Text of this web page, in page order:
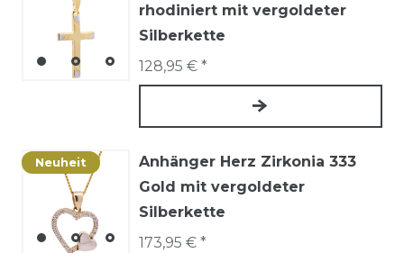
rhodiniert mit vergoldeter
Silberkette
128,95 € *
Neuheit
Anhänger Herz Zirkonia 333
Gold mit vergoldeter
Silberkette
173,95 € *